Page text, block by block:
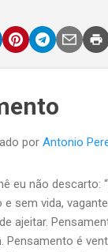
por Antonio
eu não
e sem vida,
ajeitar.
Pensamento é